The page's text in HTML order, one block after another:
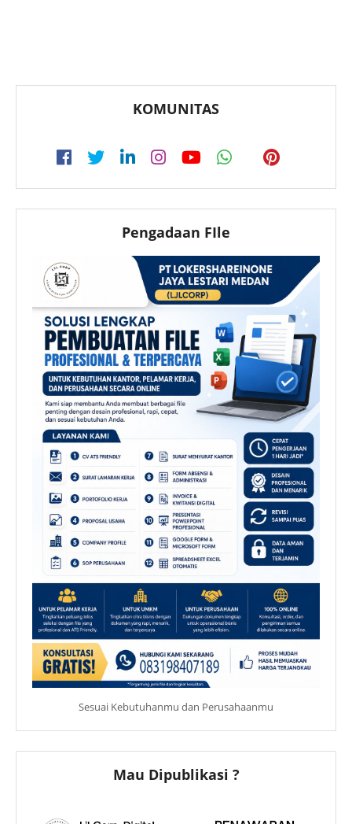
KOMUNITAS
Pengadaan FIle
Sesuai Kebutuhanmu dan Perusahaanmu
Mau Dipublikasi ?